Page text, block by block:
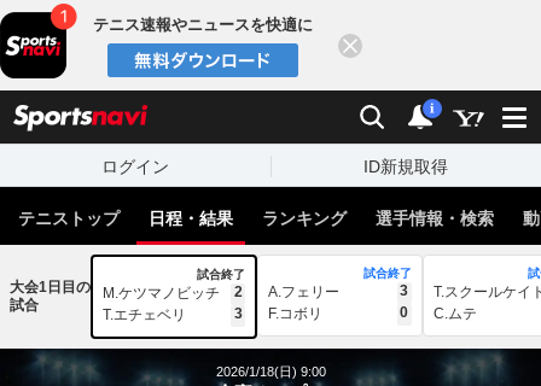
テニス速報やニュースを快適に
検索 通知
i
ログイン ID新規取得
テニストップ 日程・結果 ランキング 選手情報・検索
大会1日目の
試合
試合終了
M.ケツマノビッチ
2
T.エチェベリ
3
試合終了
A.フェリー
3
F.コボリ
0
T.スクールケイ
C.ムテ
2026/1/18(日) 9:00